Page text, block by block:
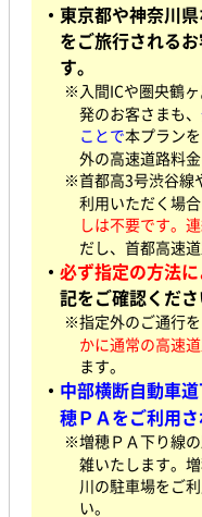
・東京都や神奈川
をご旅行される
す。
※入間ICや圏央鶴
発のお客さまも、
ことで本プラン
外の高速道路料
※首都高3号渋谷線
利用いただく場合
しは不要です。
だし、首都高速
・ 必ず指定の方法に
記をご確認くださ
※指定外のご通行を
かに通常の高速
ます。
・ 中部横断自動車
穂ＰＡをご利用さ
※増穂ＰＡ下り線
雑いたします。
川の駐車場をご
い。